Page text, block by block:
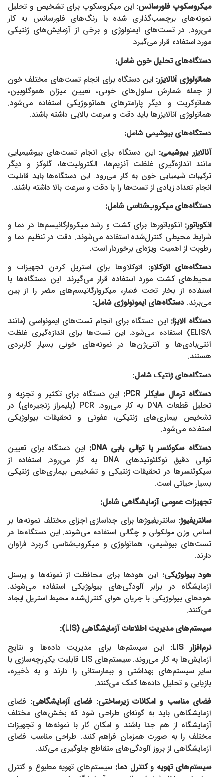
میکروسکوپ فلورسانس: این میکروسکوپ برای تشخیص و تحلیل
نمونه‌های برچسب‌گذاری شده با رنگ‌های فلورسانس به کار
می‌رود. در تست‌های ایمنولوژی و برخی از آزمایش‌های ژنتیکی
مورد استفاده قرار می‌گیرد.
دستگاه‌های تحلیل خون شامل:
هماتولوژی آنالایزر: این دستگاه برای انجام تست‌های مختلف خون
از جمله شمارش سلول‌های خونی، تعیین میزان هموگلوبین،
هماتوکریت و دیگر پارامترهای هماتولوژیکی استفاده می‌شود.
هماتولوژی آنالایزرها باید دقت و سرعت بالایی داشته باشند.
دستگاه‌های بیوشیمی شامل:
آنالایزر بیوشیمی: این دستگاه برای انجام تست‌های بیوشیمیایی
مانند اندازه‌گیری غلظت آنزیم‌ها، الکترولیت‌ها، گلوکز و دیگر
ترکیبات شیمیایی خون به کار می‌رود. این دستگاه‌ها باید قابلیت
انجام تعداد زیادی از تست‌ها را با دقت و سرعت بالا داشته باشند.
دستگاه‌های میکروب‌شناسی شامل:
انکوباتور: انکوباتورها برای کشت و رشد میکروارگانیسم‌ها در دما و
شرایط محیطی کنترل‌شده استفاده می‌شوند. دقت در تنظیم دما و
رطوبت از اهمیت ویژه‌ای برخوردار است.
دستگاه‌های اتوکلاو: اتوکلاوها برای استریل کردن تجهیزات و
محیط‌های کشت مورد استفاده قرار می‌گیرند. این دستگاه‌ها با
استفاده از بخار تحت فشار، میکروارگانیسم‌های مضر را از بین
می‌برند. دستگاه‌های ایمونولوژی شامل:
دستگاه الایزا: این دستگاه برای انجام تست‌های ایمونواسی (مانند
ELISA) استفاده می‌شود. این تست‌ها برای اندازه‌گیری غلظت
آنتی‌بادی‌ها و آنتی‌ژن‌ها در نمونه‌های خونی بسیار کاربردی
هستند.
دستگاه‌های ژنتیک شامل:
دستگاه ترمال سایکلر PCR:
این دستگاه برای تکثیر و تجزیه و
تحلیل قطعات DNA به کار می‌رود. PCR (پلیمراز زنجیره‌ای) در
تشخیص بیماری‌های ژنتیکی، عفونی و تحقیقات بیولوژیکی
استفاده می‌شود.
دستگاه سکوئنسر یا توالی یابی DNA:
این دستگاه برای تعیین
توالی دقیق نوکلئوتیدهای DNA به کار می‌رود. استفاده از
سیکوئنسرها در تحقیقات ژنتیکی و تشخیص بیماری‌های ژنتیکی
بسیار حیاتی است.
تجهیزات عمومی آزمایشگاهی شامل:
سانتریفیوژ: سانتریفیوژها برای جداسازی اجزای مختلف نمونه‌ها بر
اساس وزن مولکولی و چگالی استفاده می‌شوند. این دستگاه‌ها در
تست‌های بیوشیمی، هماتولوژی و میکروب‌شناسی کاربرد فراوان
دارند.
هود بیولوژیکی: این هودها برای محافظت از نمونه‌ها و پرسنل
آزمایشگاه در برابر آلودگی‌های بیولوژیکی استفاده می‌شوند.
هودهای بیولوژیکی با جریان هوای کنترل‌شده محیط استریل ایجاد
می‌کنند.
سیستم‌های مدیریت اطلاعات آزمایشگاهی (LIS):
نرم‌افزار LIS:
این سیستم‌ها برای مدیریت داده‌ها و نتایج
آزمایش‌ها به کار می‌روند. سیستم‌های LIS قابلیت یکپارچه‌سازی با
سایر سیستم‌های بهداشتی و بیمارستانی را دارند و به ذخیره،
بازیابی و تحلیل داده‌ها کمک می‌کنند.
فضای مناسب و امکانات زیرساختی: فضای آزمایشگاهی: فضای
آزمایشگاهی باید به گونه‌ای طراحی شود که بخش‌های مختلف
آزمایشگاه از هم جدا باشند و امکان کار با نمونه‌ها و تجهیزات
مختلف را به صورت همزمان فراهم کنند. طراحی مناسب فضای
آزمایشگاهی از بروز آلودگی‌های متقاطع جلوگیری می‌کند.
سیستم‌های تهویه و کنترل دما: سیستم‌های تهویه مطبوع و کنترل